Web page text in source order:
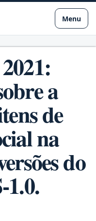
para o conteúdo principal
Menu
a
de
na
do
1.0.